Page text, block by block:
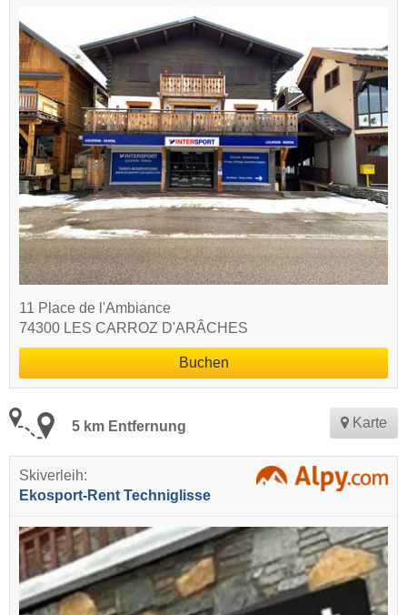
11 Place de l'Ambiance
74300 LES CARROZ D'ARÂCHES
Buchen
5 km Entfernung Karte
Skiverleih:
Ekosport-Rent Techniglisse